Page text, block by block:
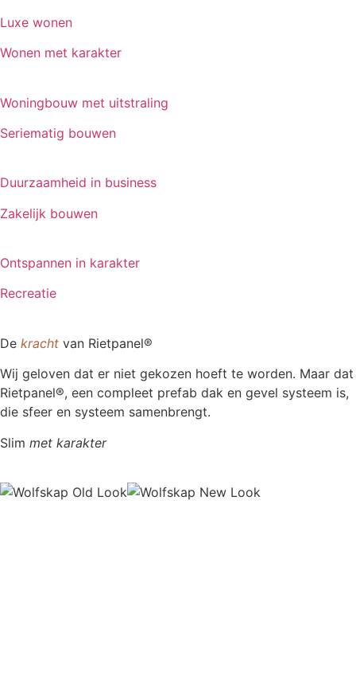
Luxe wonen
Wonen met karakter
Woningbouw met uitstraling
Seriematig bouwen
Duurzaamheid in business
Zakelijk bouwen
Ontspannen in karakter
Recreatie
De kracht van Rietpanel®
Wij geloven dat er niet gekozen hoeft te worden. Maar dat
Rietpanel®, een compleet prefab dak en gevel systeem is,
die sfeer en systeem samenbrengt.
Slim met karakter